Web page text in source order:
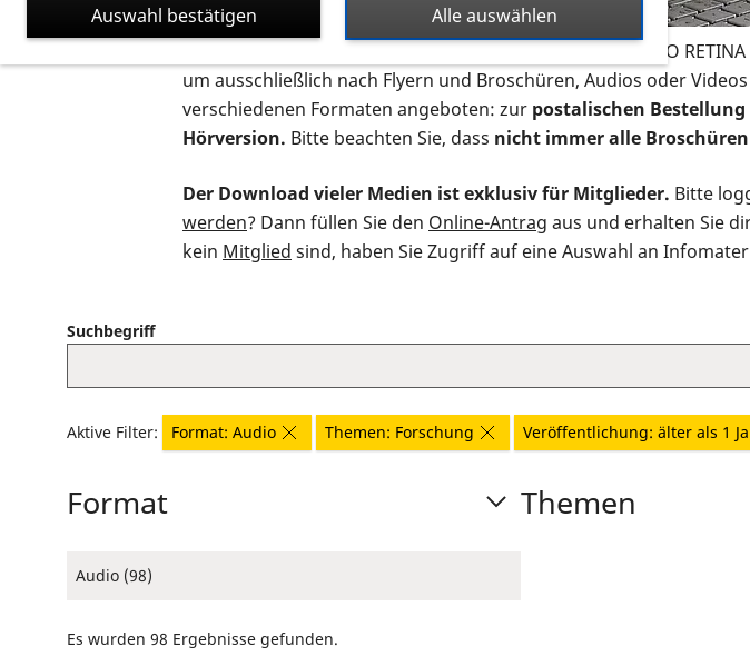
Auf dieser Seite finden Sie sämtliches Infomaterial der PRO
um ausschließlich nach Flyern und Broschüren, Audios oder
verschiedenen Formaten angeboten: zur postalischen
Hörversion. Bitte beachten Sie, dass nicht immer alle
Der Download vieler Medien ist exklusiv für Mitglieder. Bitte
werden? Dann füllen Sie den Online-Antrag aus und erhalten Sie
kein Mitglied sind, haben Sie Zugriff auf eine Auswahl an
Suchbegriff
Aktive Filter: Format: Audio Themen: Forschung Veröffentlichung: älter als 1
Format
Audio (98)
Themen
Es wurden 98 Ergebnisse gefunden.
Alle auswählen
Auswahl bestätigen